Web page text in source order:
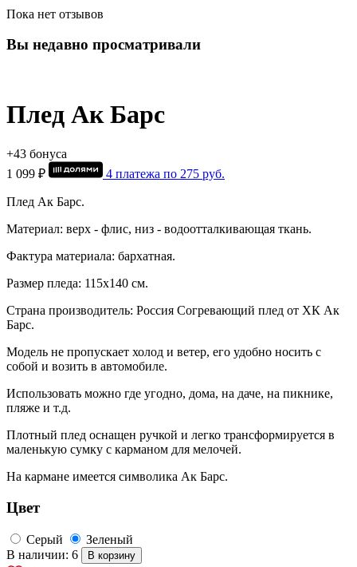
Пока нет отзывов
Вы недавно просматривали
Плед Ак Барс
+43 бонуса
1 099 ₽
4 платежа по 275 руб.
Плед Ак Барс.
Материал: верх - флис, низ - водоотталкивающая ткань.
Фактура материала: бархатная.
Размер пледа: 115х140 см.
Страна производитель: Россия Согревающий плед от ХК Ак
Барс.
Модель не пропускает холод и ветер, его удобно носить с
собой и возить в автомобиле.
Использовать можно где угодно, дома, на даче, на пикнике,
пляже и т.д.
Плотный плед оснащен ручкой и легко трансформируется в
маленькую сумку с карманом для мелочей.
На кармане имеется символика Ак Барс.
Цвет
Серый
Зеленый
В наличии: 6
В корзину